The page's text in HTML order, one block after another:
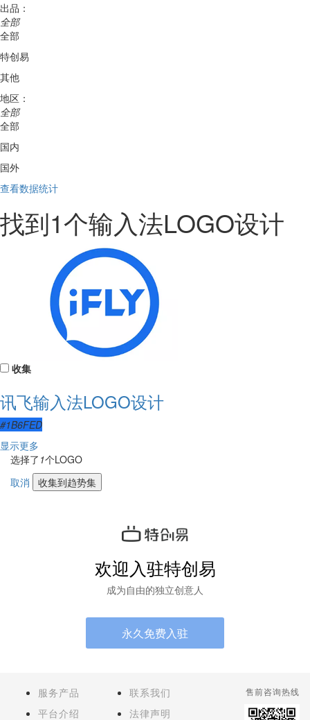
出品：
全部
全部
特创易
其他
地区：
全部
全部
国内
国外
查看数据统计
找到1个输入法LOGO设计
收集
讯飞输入法LOGO设计
#1B6FED
显示更多
选择了 1个LOGO
取消
收集到趋势集
欢迎入驻特创易
成为自由的独立创意人
永久免费入驻
服务产品
平台介绍
联系我们
法律声明
售前咨询热线